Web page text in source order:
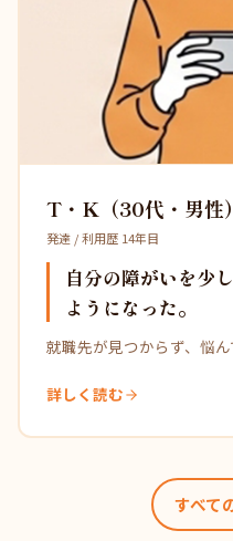
T・K（30代・男性）
発達 / 利用歴 14年目
自分の障がいを少
ようになった。
就職先が見つからず、悩ん
詳しく読む
すべて